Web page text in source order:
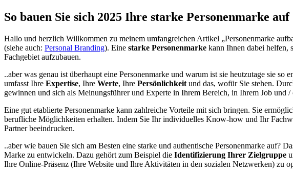
So bauen Sie sich 2025 Ihre starke Personenmarke auf
Hallo und herzlich Willkommen zu meinem umfangreichen Artikel „Personenmarke
(siehe auch: Personal Branding). Eine starke Personenmarke kann Ihnen dabei helfen,
Fachgebiet aufzubauen.
..aber was genau ist überhaupt eine Personenmarke und warum ist sie heutzutage sie
umfasst Ihre Expertise, Ihre Werte, Ihre Persönlichkeit und das, wofür Sie stehen.
gewinnen und sich als Meinungsführer und Experte in Ihrem Bereich, in Ihrem Job und
Eine gut etablierte Personenmarke kann zahlreiche Vorteile mit sich bringen. Sie
berufliche Möglichkeiten erhalten. Indem Sie Ihr individuelles Know-how und Ihr
Partner beeindrucken.
..aber wie bauen Sie sich am Besten eine starke und authentische Personenmarke auf?
Marke zu entwickeln. Dazu gehört zum Beispiel die Identifizierung Ihrer Zielgruppe
Ihre Online-Präsenz (Ihre Website und Ihre Aktivitäten in den sozialen Netzwerken) zu